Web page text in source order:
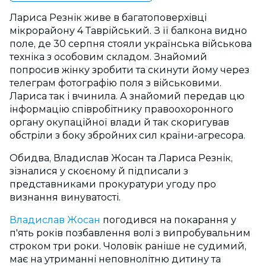
Лариса Резнік живе в багатоповерхівці
мікрорайону 4 Таврійський. З її балкона видно
поле, де 30 серпня стояли українська військова
техніка з особовим складом. Знайомий
попросив жінку зробити та скинути йому через
телеграм фотографію поля з військовими.
Лариса так і вчинила. А знайомий передав цю
інформацію співробітнику правоохоронного
органу окупаційної влади й так скоригував
обстріли з боку збройних сил країни-агресора.
Обидва, Владислав Жосан та Лариса Резнік,
зізналися у скоєному й підписали з
представниками прокуратури угоду про
визнання винуватості.
Владислав Жосан погодився на покарання у
п'ять років позбавлення волі з випробувальним
строком три роки. Чоловік раніше не судимий,
має на утриманні неповнолітню дитину та